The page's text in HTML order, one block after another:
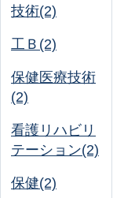
技術(2)
工Ｂ(2)
保健医療技術
(2)
看護リハビリ
テーション(2)
保健(2)